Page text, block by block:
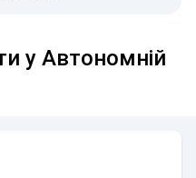
у Автономній